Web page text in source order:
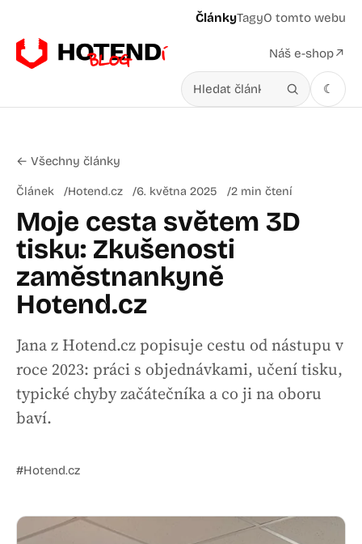
ČlánkyTagyO tomto webu
Náš e-shop↗
Hledat v článcích ☾
← Všechny články
Článek Hotend.cz 6. května 2025 2 min čtení
Moje cesta světem 3D
tisku: Zkušenosti
zaměstnankyně
Hotend.cz
Jana z Hotend.cz popisuje cestu od nástupu v
roce 2023: práci s objednávkami, učení tisku,
typické chyby začátečníka a co ji na oboru
baví.
#Hotend.cz